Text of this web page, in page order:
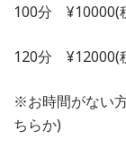
100分 ¥10000(
120分 ¥12000(
※お時間がない
ちらか)